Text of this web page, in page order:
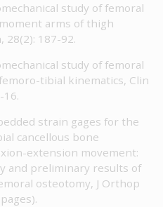
study of femoral
arms of thigh
28(2): 187-92.
study of femoral
tibial kinematics, Clin
16.
strain gages for the
cancellous bone
extension movement:
and preliminary results of
osteotomy, J Orthop